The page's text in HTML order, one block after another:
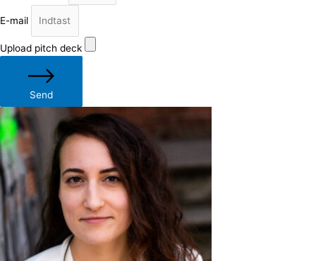
E-mail
Upload pitch deck
Send